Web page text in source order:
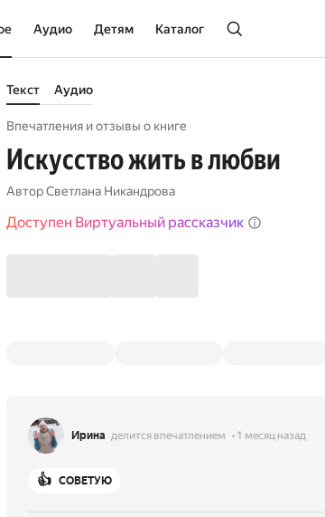
Аудио Детям Каталог
Текст Аудио
Впечатления и отзывы о книге
Искусство жить в любви
АвторСветлана Никандрова
Доступен Виртуальный рассказчик
Ирина делится впечатлением 1 месяц назад
👍 СОВЕТУЮ